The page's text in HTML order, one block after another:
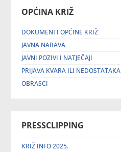
OPĆINA KRIŽ
DOKUMENTI OPĆINE KRIŽ
JAVNA NABAVA
JAVNI POZIVI I NATJEČAJI
PRIJAVA KVARA ILI NEDOSTATAKA
OBRASCI
PRESSCLIPPING
KRIŽ INFO 2025.